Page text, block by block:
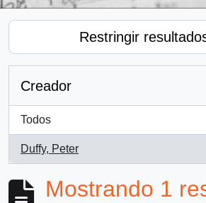
Restringir
Creador
Todos
Duffy, Peter
, 1 resultados
Mostrando 1